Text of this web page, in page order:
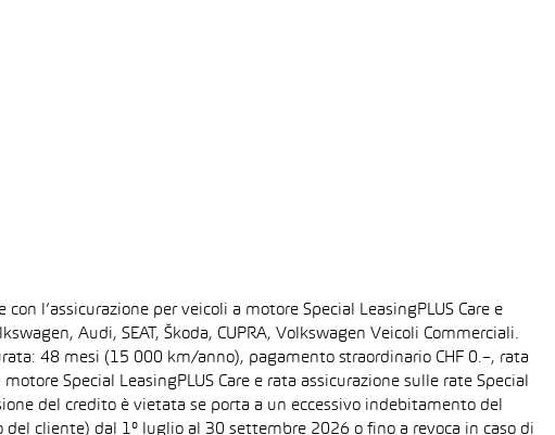
l’assicurazione per veicoli a motore Special LeasingPLUS Care e
Audi, SEAT, Škoda, CUPRA, Volkswagen Veicoli Commerciali.
48 mesi (15 000 km/anno), pagamento straordinario CHF 0.–, rata
Special LeasingPLUS Care e rata assicurazione sulle rate Special
del credito è vietata se porta a un eccessivo indebitamento del
cliente) dal 1° luglio al 30 settembre 2026 o fino a revoca in caso di